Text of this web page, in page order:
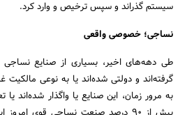
سیستم گذراند و سپس ترخیص و وارد کرد.
نساجی؛ خصوصی واقعی
طی دهه‌های اخیر، بسیاری از صنایع
گرفته‌اند و دولتی شده‌اند یا به نوعی مالکیت
به مرور زمان، این صنایع یا واگذار شد‌ه‌اند